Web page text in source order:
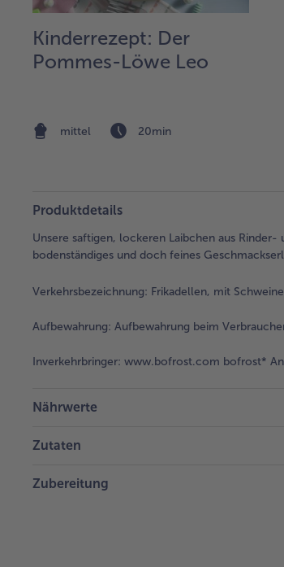
Kinderrezept: Der
Pommes-Löwe Leo
mittel 20min
Produktdetails
Unsere saftigen, lockeren Laibchen aus
bodenständiges und doch feines
Verkehrsbezeichnung: Frikadellen, mit
Aufbewahrung: Aufbewahrung beim
Inverkehrbringer: www.bofrost.com bofrost*
Nährwerte
Zutaten
Zubereitung